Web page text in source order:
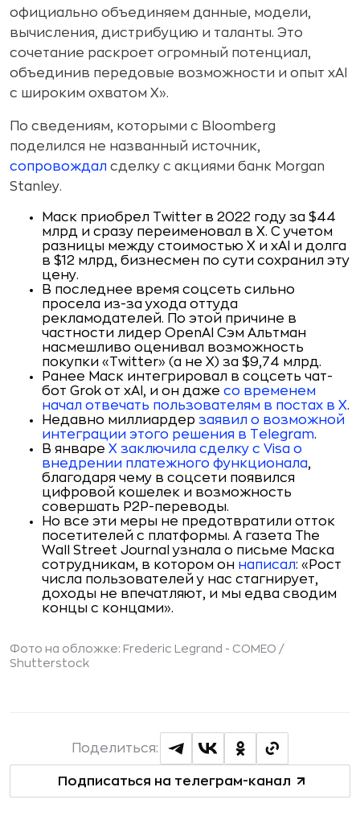
официально объединяем данные, модели,
вычисления, дистрибуцию и таланты. Это
сочетание раскроет огромный потенциал,
объединив передовые возможности и опыт xAI
с широким охватом X».
По сведениям, которыми с Bloomberg
поделился не названный источник,
сопровождал сделку с акциями банк Morgan
Stanley.
Маск приобрел Twitter в 2022 году за $44
млрд и сразу переименовал в Х. С учетом
разницы между стоимостью X и xAI и долга
в $12 млрд, бизнесмен по сути сохранил эту
цену.
В последнее время соцсеть сильно
просела из-за ухода оттуда
рекламодателей. По этой причине в
частности лидер OpenAI Сэм Альтман
насмешливо оценивал возможность
покупки «Twitter» (а не Х) за $9,74 млрд.
Ранее Маск интегрировал в соцсеть чат-
бот Grok от xAI, и он даже со временем
начал отвечать пользователям в постах в X.
Недавно миллиардер заявил о возможной
интеграции этого решения в Telegram.
В январе X заключила сделку с Visa о
внедрении платежного функционала,
благодаря чему в соцсети появился
цифровой кошелек и возможность
совершать P2P-переводы.
Но все эти меры не предотвратили отток
посетителей с платформы. А газета The
Wall Street Journal узнала о письме Маска
сотрудникам, в котором он написал: «Рост
числа пользователей у нас стагнирует,
доходы не впечатляют, и мы едва сводим
концы с концами».
Фото на обложке: Frederic Legrand - COMEO /
Shutterstock
Подписаться на телеграм-канал
Поделиться: